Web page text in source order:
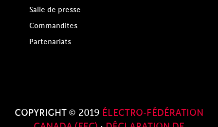
Salle de presse
Commandites
Partenariats
COPYRIGHT © 2019 ÉLECTRO-FÉDÉRATION